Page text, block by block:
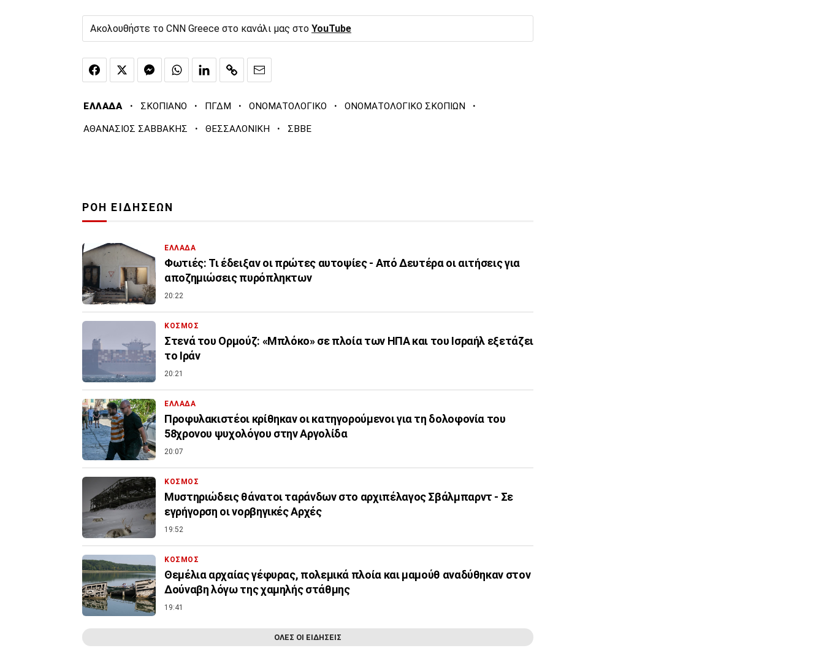
Ακολουθήστε το CNN Greece στο κανάλι μας στο YouTube
ΕΛΛΑΔΑ · ΣΚΟΠΙΑΝΟ · ΠΓΔΜ · ΟΝΟΜΑΤΟΛΟΓΙΚΟ · ΟΝΟΜΑΤΟΛΟΓΙΚΟ ΣΚΟΠΙΩΝ ·
ΑΘΑΝΑΣΙΟΣ ΣΑΒΒΑΚΗΣ · ΘΕΣΣΑΛΟΝΙΚΗ · ΣΒΒΕ
ΡΟΗ ΕΙΔΗΣΕΩΝ
ΕΛΛΑΔΑ
Φωτιές: Τι έδειξαν οι πρώτες αυτοψίες - Από Δευτέρα οι αιτήσεις για
αποζημιώσεις πυρόπληκτων
20:22
ΚΟΣΜΟΣ
Στενά του Ορμούζ: «Μπλόκο» σε πλοία των ΗΠΑ και του Ισραήλ εξετάζει
το Ιράν
20:21
ΕΛΛΑΔΑ
Προφυλακιστέοι κρίθηκαν οι κατηγορούμενοι για τη δολοφονία του
58χρονου ψυχολόγου στην Αργολίδα
20:07
ΚΟΣΜΟΣ
Μυστηριώδεις θάνατοι ταράνδων στο αρχιπέλαγος Σβάλμπαρντ - Σε
εγρήγορση οι νορβηγικές Αρχές
19:52
ΚΟΣΜΟΣ
Θεμέλια αρχαίας γέφυρας, πολεμικά πλοία και μαμούθ αναδύθηκαν στον
Δούναβη λόγω της χαμηλής στάθμης
19:41
ΟΛΕΣ ΟΙ ΕΙΔΗΣΕΙΣ